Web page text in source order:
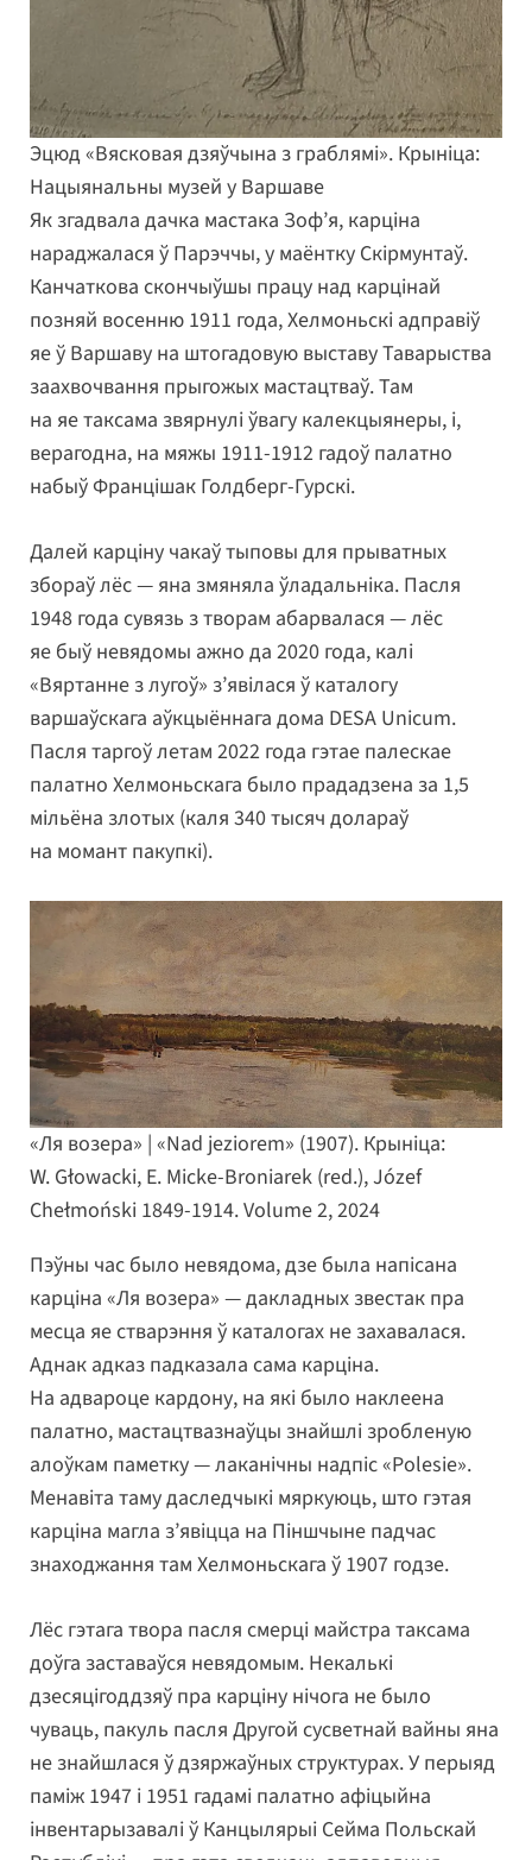
Эцюд «Вясковая дзяўчына з граблямі». Крыніца:
Нацыянальны музей у Варшаве
Як згадвала дачка мастака Зоф’я, карціна
нараджалася ў Парэччы, у маёнтку Скірмунтаў.
Канчаткова скончыўшы працу над карцінай
позняй восенню 1911 года, Хелмоньскі адправіў
яе ў Варшаву на штогадовую выставу Таварыства
заахвочвання прыгожых мастацтваў. Там
на яе таксама звярнулі ўвагу калекцыянеры, і,
верагодна, на мяжы 1911-1912 гадоў палатно
набыў Францішак Голдберг-Гурскі.
Далей карціну чакаў тыповы для прыватных
збораў лёс — яна змяняла ўладальніка. Пасля
1948 года сувязь з творам абарвалася — лёс
яе быў невядомы ажно да 2020 года, калі
«Вяртанне з лугоў» з’явілася ў каталогу
варшаўскага аўкцыённага дома DESA Unicum.
Пасля таргоў летам 2022 года гэтае палескае
палатно Хелмоньскага было прададзена за 1,5
мільёна злотых (каля 340 тысяч долараў
на момант пакупкі).
«Ля возера» | «Nad jeziorem» (1907). Крыніца:
W. Głowacki, E. Micke-Broniarek (red.), Józef
Chełmoński 1849-1914. Volume 2, 2024
Пэўны час было невядома, дзе была напісана
карціна «Ля возера» — дакладных звестак пра
месца яе стварэння ў каталогах не захавалася.
Аднак адказ падказала сама карціна.
На адвароце кардону, на які было наклеена
палатно, мастацтвазнаўцы знайшлі зробленую
алоўкам паметку — лаканічны надпіс «Polesie».
Менавіта таму даследчыкі мяркуюць, што гэтая
карціна магла з’явіцца на Піншчыне падчас
знаходжання там Хелмоньскага ў 1907 годзе.
Лёс гэтага твора пасля смерці майстра таксама
доўга заставаўся невядомым. Некалькі
дзесяцігоддзяў пра карціну нічога не было
чуваць, пакуль пасля Другой сусветнай вайны яна
не знайшлася ў дзяржаўных структурах. У перыяд
паміж 1947 і 1951 гадамі палатно афіцыйна
інвентарызавалі ў Канцылярыі Сейма Польскай